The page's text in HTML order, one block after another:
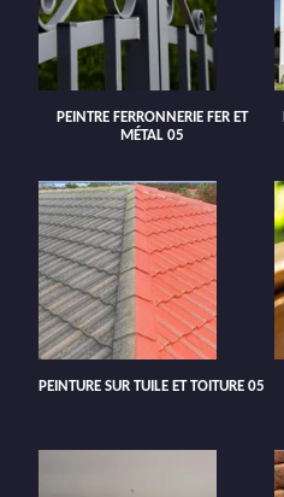
PEINTRE FERRONNERIE FER ET
MÉTAL 05
PEINTURE SUR TUILE ET TOITURE 05